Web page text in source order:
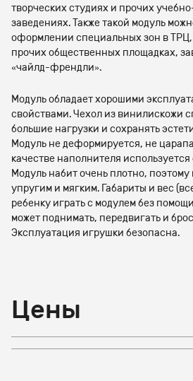
творческих студиях и прочих
заведениях. Также такой модуль
оформлении специальных зон в
прочих общественных площадках,
«чайлд-френдли».
Модуль обладает хорошими
свойствами. Чехол из винилискожи
большие нагрузки и сохранять
Модуль не деформируется, не
качестве наполнителя
Модуль набит очень плотно,
упругим и мягким. Габариты и вес
ребенку играть с модулем без
может поднимать, передвигать и
Эксплуатация игрушки безопасна.
Цены